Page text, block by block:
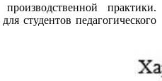
практики.
студентов педагогического